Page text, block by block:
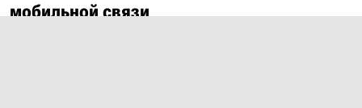
мобильной связи